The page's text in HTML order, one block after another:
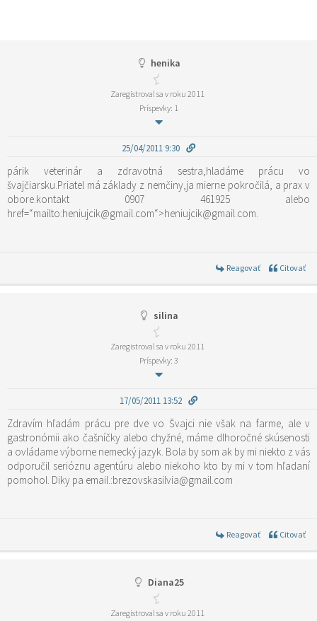
henika
Zaregistroval sa v roku 2011
Príspevky: 1
25/04/2011 9:30
párik veterinár a zdravotná sestra,hladáme prácu vo
švajčiarsku.Priatel má základy z nemčiny,ja mierne pokročilá, a prax v
obore.kontakt 0907 461925 alebo
href=“mailto:heniujcik@gmail.com“>heniujcik@gmail.com.
Reagovať Citovať
silina
Zaregistroval sa v roku 2011
Príspevky: 3
17/05/2011 13:52
Zdravím hľadám prácu pre dve vo Švajci nie však na farme, ale v
gastronómii ako čašníčky alebo chyžné, máme dlhoročné skúsenosti
a ovládame výborne nemecký jazyk. Bola by som ak by mi niekto z vás
odporučil serióznu agentúru alebo niekoho kto by mi v tom hľadaní
pomohol. Diky pa email.:brezovskasilvia@gmail.com
Reagovať Citovať
Diana25
Zaregistroval sa v roku 2011